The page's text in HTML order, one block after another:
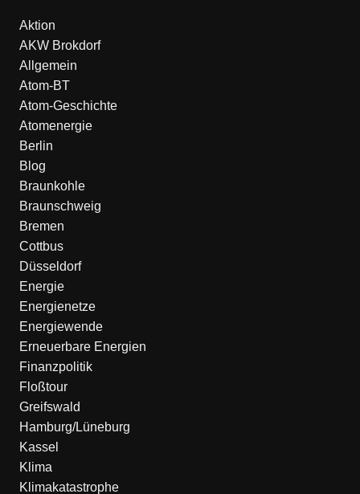
Aktion
AKW Brokdorf
Allgemein
Atom-BT
Atom-Geschichte
Atomenergie
Berlin
Blog
Braunkohle
Braunschweig
Bremen
Cottbus
Düsseldorf
Energie
Energienetze
Energiewende
Erneuerbare Energien
Finanzpolitik
Floßtour
Greifswald
Hamburg/Lüneburg
Kassel
Klima
Klimakatastrophe